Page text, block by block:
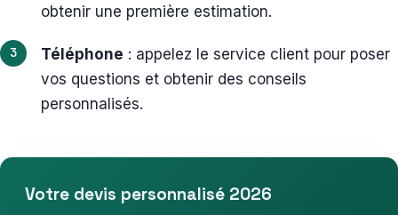
obtenir une première estimation.
Téléphone : appelez le service client pour poser
vos questions et obtenir des conseils
personnalisés.
Votre devis personnalisé 2026